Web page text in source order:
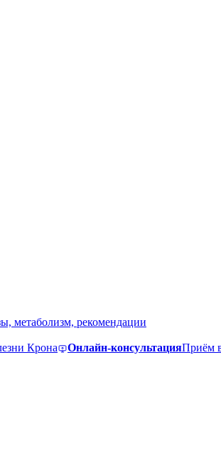
метаболизм, рекомендации
Крона Онлайн-консультацияПриём